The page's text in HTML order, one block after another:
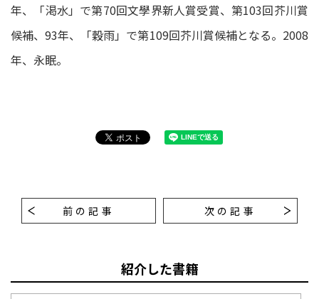
年、「渇水」で第70回文學界新人賞受賞、第103回芥川賞
候補、93年、「穀雨」で第109回芥川賞候補となる。2008
年、永眠。
前の記事 次の記事
紹介した書籍